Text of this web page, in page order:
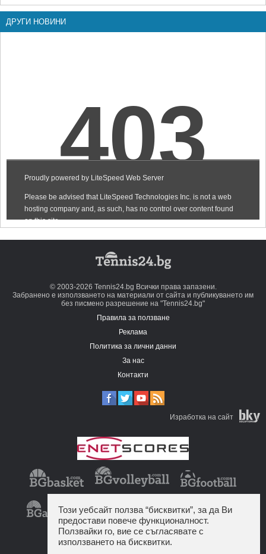
ДРУГИ НОВИНИ
© 2003-2026 Tennis24.bg Всички права запазени.
Забранено е използването на материали от сайта и публикуването им
без писмено разрешение на "Tennis24.bg"
Правила за ползване
Реклама
Политика за лични данни
За нас
Контакти
Изработка на сайт
Този уебсайт ползва “бисквитки”, за да Ви
предостави повече функционалност.
Ползвайки го, вие се съгласявате с
използването на бисквитки.